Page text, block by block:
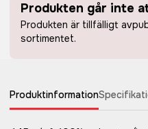
Produkten går inte
Produkten är tillfälligt
sortimentet.
Produktinformation